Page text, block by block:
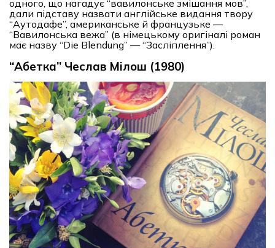
одного, що нагадує “вавилонське змішання мов”,
дали підставу назвати англійське видання твору
“Аутодафе”, американське й французьке —
“Вавилонська вежа” (в німецькому оригіналі роман
має назву “Die Blendung” — “Засліплення”).
“Абетка” Чеслав Мілош (1980)